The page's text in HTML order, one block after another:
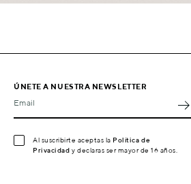
ÚNETE A NUESTRA NEWSLETTER
Email
Al suscribirte aceptas la Política de
Privacidad y declaras ser mayor de 16 años.